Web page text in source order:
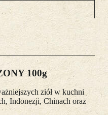
kosztów
100g
ziół w kuchni
Indonezji, Chinach oraz